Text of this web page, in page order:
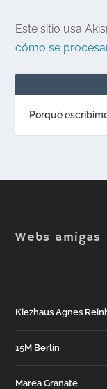
Este sitio usa
cómo se
Porqué
Webs amigas
Kiezhaus Agnes
15M Berlín
Marea Granate